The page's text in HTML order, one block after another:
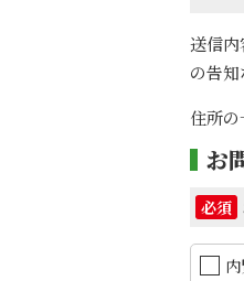
送信
の告
住所
お
必須